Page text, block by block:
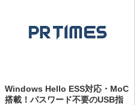
Windows Hello ESS対応・MoC
搭載！パスワード不要のUSB指